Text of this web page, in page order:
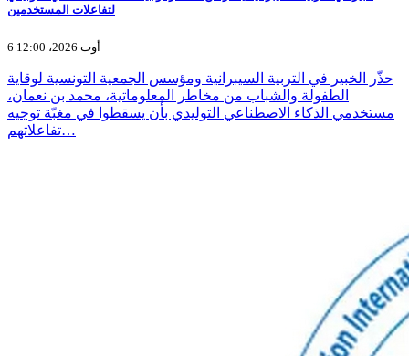
لتفاعلات المستخدمين
6 أوت 2026، 12:00
حذّر الخبير في التربية السيبرانية ومؤسس الجمعية التونسية لوقاية
الطفولة والشباب من مخاطر المعلوماتية، محمد بن نعمان،
مستخدمي الذكاء الاصطناعي التوليدي بأن يسقطوا في مغبّة توجيه
تفاعلاتهم…